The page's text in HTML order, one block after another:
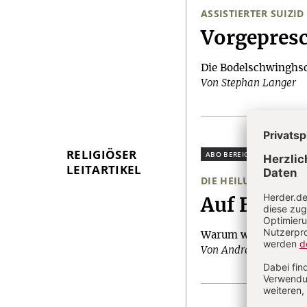
ASSISTIERTER SUIZID
:
Die
Von Stephan Langer
RELIGIÖSER
LEITARTIKEL
Plus
DIE HEILUNG DER
:
Auf
Warum wir von
Von Andrea